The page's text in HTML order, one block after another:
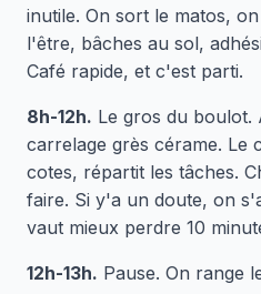
inutile. On sort le matos,
l'être, bâches au sol,
Café rapide, et c'est parti.
8h-12h. Le gros du
carrelage grès cérame. Le
cotes, répartit les tâches.
faire. Si y'a un doute, on
vaut mieux perdre 10
12h-13h. Pause. On range